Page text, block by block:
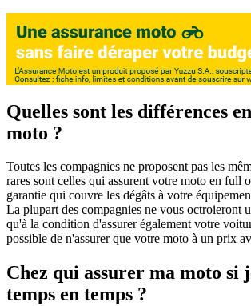
Quelles sont les différences
moto ?
Toutes les compagnies ne proposent pas les
rares sont celles qui assurent votre moto en full
garantie qui couvre les dégâts à votre
La plupart des compagnies ne vous octroieront
qu'à la condition d'assurer également votre
possible de n'assurer que votre moto à un prix
Chez qui assurer ma moto si
temps en temps ?